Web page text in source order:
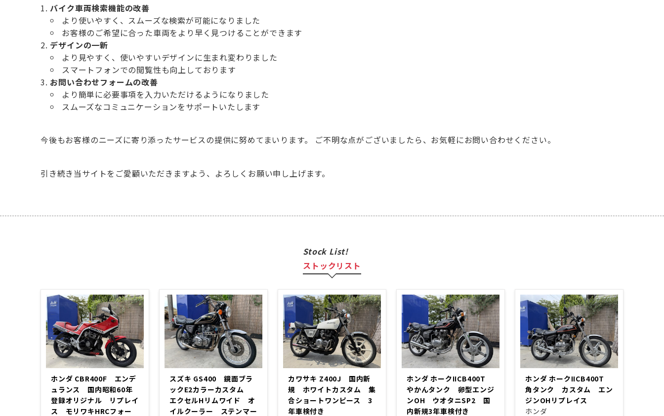
バイク車両検索機能の改善
より使いやすく、スムーズな検索が可能になりました
お客様のご希望に合った車両をより早く見つけることができます
デザインの一新
より見やすく、使いやすいデザインに生まれ変わりました
スマートフォンでの閲覧性も向上しております
お問い合わせフォームの改善
より簡単に必要事項を入力いただけるようになりました
スムーズなコミュニケーションをサポートいたします
今後もお客様のニーズに寄り添ったサービスの提供に努めてまいります。 ご不明な点がございましたら、お気軽にお問い合わせください。
引き続き当サイトをご愛顧いただきますよう、よろしくお願い申し上げます。
Stock List!
ストックリスト
ホンダ CBR400F エンデ
ュランス 国内昭和60年
登録オリジナル リプレイ
ス モリワキHRCフォー
スズキ GS400 鏡面ブラ
ックE2カラーカスタム
エクセルHリムワイド オ
イルクーラー ステンマー
カワサキ Z400J 国内新
規 ホワイトカスタム 集
合ショートワンピース 3
年車検付き
ホンダ ホークIICB400T
やかんタンク 卵型エンジ
ンOH ウオタニSP2 国
内新規3年車検付き
ホンダ ホークIICB400T
角タンク カスタム エン
ジンOHリプレイス
ホンダ